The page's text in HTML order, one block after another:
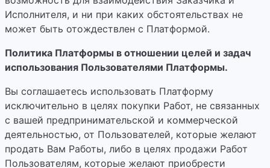
Исполнителя, и ни при каких обстоятельствах не
может быть отождествлен с Платформой.
Политика Платформы в отношении целей и задач
использования Пользователями Платформы.
Вы соглашаетесь использовать Платформу
исключительно в целях покупки Работ, не связанных
с вашей предпринимательской и коммерческой
деятельностью, от Пользователей, которые желают
продать Вам Работы, либо в целях продажи Работ
Пользователям, которые желают приобрести